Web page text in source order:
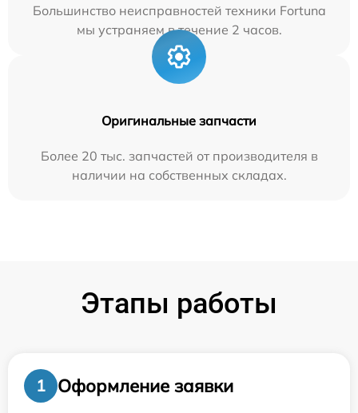
Большинство неисправностей техники Fortuna
мы устраняем в течение 2 часов.
Оригинальные запчасти
Более 20 тыс. запчастей от производителя в
наличии на собственных складах.
Этапы работы
1
Оформление заявки